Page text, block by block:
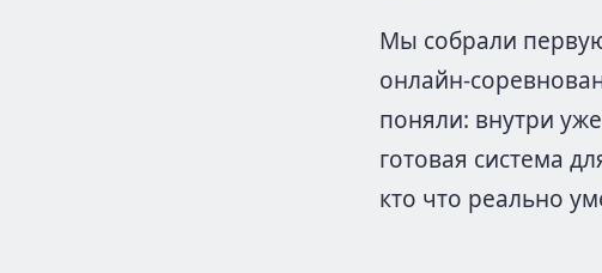
Мы собрали
онлайн-
поняли: внутри
готовая система
кто что реально